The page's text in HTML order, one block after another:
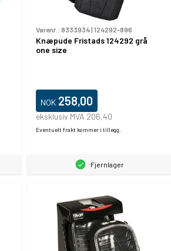
Varenr.: 8333934| 124292-896
Knæpude Fristads 124292 grå
one size
NOK 258,00
eksklusiv MVA 206,40
Eventuelt frakt kommer i tillegg.
Fjernlager